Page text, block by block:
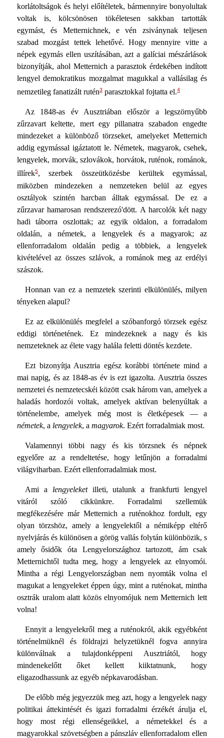
korlátoltságok és helyi előítéletek, bármennyire bonyolultak
voltak is, kölcsönösen tökéletesen sakkban tartották
egymást, és Metternichnek, e vén zsiványnak teljesen
szabad mozgást tettek lehetővé. Hogy mennyire vitte a
népek egymás ellen uszításában, azt a galíciai mészárlások
bizonyítják, ahol Metternich a parasztok érdekében indított
lengyel demokratikus mozgalmat magukkal a vallásilag és
nemzetileg fanatizált rutén3parasztokkal fojtatta el.4
Az 1848-as év Ausztriában először a legszörnyűbb
zűrzavart keltette, mert egy pillanatra szabadon engedte
mindezeket a különböző törzseket, amelyeket Metternich
addig egymással igáztatott le. Németek, magyarok, csehek,
lengyelek, morvák, szlovákok, horvátok, ruténok, románok,
illírek5, szerbek összeütközésbe kerültek egymással,
miközben mindezeken a nemzeteken belül az egyes
osztályok szintén harcban álltak egymással. De ez a
zűrzavar hamarosan rendszerezó'dött. A harcolók két nagy
hadi táborra oszlottak; az egyik oldalon, a forradalom
oldalán, a németek, a lengyelek és a magyarok; az
ellenforradalom oldalán pedig a többiek, a lengyelek
kivételével az összes szlávok, a románok meg az erdélyi
szászok.
Honnan van ez a nemzetek szerinti elkülönülés, milyen
tényeken alapul?
Ez az elkülönülés megfelel a szóbanforgó törzsek egész
eddigi történetének. Ez mindezeknek a nagy és kis
nemzeteknek az élete vagy halála feletti döntés kezdete.
Ezt bizonyítja Ausztria egész korábbi története mind a
mai napig, és az 1848-as év is ezt igazolta. Ausztria összes
nemzetei és nemzetecskéi között csak három van, amelyek a
haladás hordozói voltak, amelyek aktívan belenyúltak a
történelembe, amelyek még most is életképesek — a
németek, a lengyelek, a magyarok. Ezért forradalmiak most.
Valamennyi többi nagy és kis törzsnek és népnek
egyelőre az a rendeltetése, hogy letűnjön a forradalmi
világviharban. Ezért ellenforradalmiak most.
Ami a lengyeleketilleti, utalunk a frankfurti lengyel
vitáról szóló cikkünkre. Forradalmi szellemük
megfékezésére már Metternich a ruténokhoz fordult, egy
olyan törzshöz, amely a lengyelektől a némiképp eltérő
nyelvjárás és különösen a görög vallás folytán különbözik, s
amely ősidők óta Lengyelországhoz tartozott, ám csak
Metternichtől tudta meg, hogy a lengyelek az elnyomói.
Mintha a régi Lengyelországban nem nyomták volna el
magukat a lengyeleket éppen úgy, mint a ruténokat, mintha
osztrák uralom alatt közös elnyomójuk nem Metternich lett
volna!
Ennyit a lengyelekről meg a ruténokról, akik egyébként
történelmüknél és földrajzi helyzetüknél fogva annyira
különválnak a tulajdonképpeni Ausztriától, hogy
mindenekelőtt őket kellett kiiktatnunk, hogy
eligazodhassunk az egyéb népkavarodásban.
De előbb még jegyezzük meg azt, hogy a lengyelek nagy
politikai áttekintését és igazi forradalmi érzékét árulja el,
hogy most régi ellenségeikkel, a németekkel és a
magyarokkal szövetségben a pánszláv ellenforradalom ellen